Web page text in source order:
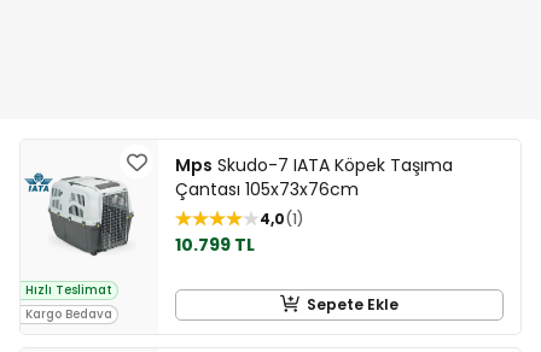
Hızlı Teslimat
Kargo Bedava
Mps Skudo-7 IATA Köpek Taşıma
Çantası 105x73x76cm
4,0 1
10.799 TL
Sepete Ekle